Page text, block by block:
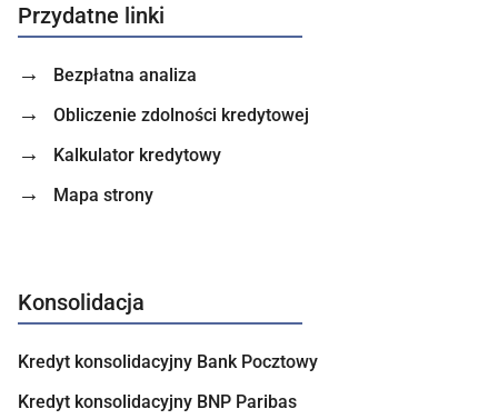
Przydatne linki
Bezpłatna analiza
Obliczenie zdolności kredytowej
Kalkulator kredytowy
Mapa strony
Konsolidacja
Kredyt konsolidacyjny Bank Pocztowy
Kredyt konsolidacyjny BNP Paribas